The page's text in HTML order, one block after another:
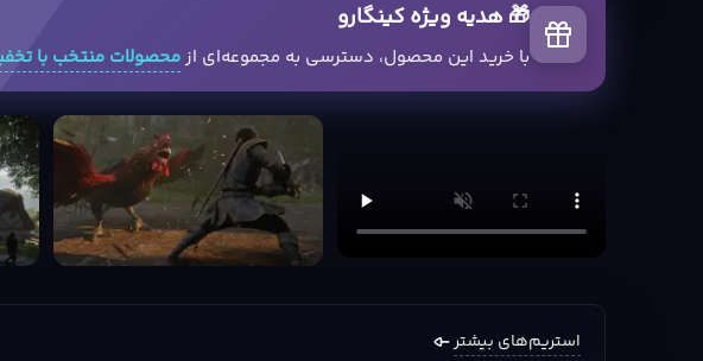
🎁 هدیه ویژه کینگارو
با خرید این محصول، دسترسی به مجموعه‌ای ازمحصولات منتخب با
استریم‌های بیشتر